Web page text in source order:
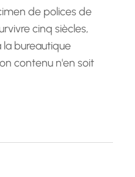
de polices de
cinq siècles,
la bureautique
contenu n'en soit